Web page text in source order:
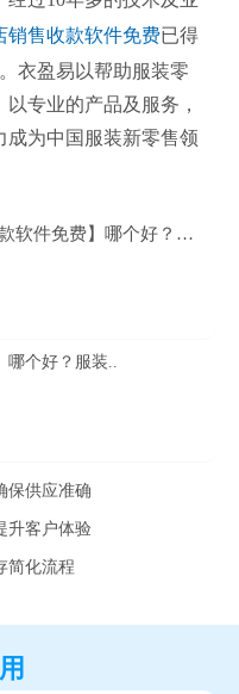
销售收款软件免费已得
衣盈易以帮助服装零
专业的产品及服务，
成为中国服装新零售领
软件免费】哪个好？服装
哪个好？服装..
保供应准确
升客户体验
简化流程